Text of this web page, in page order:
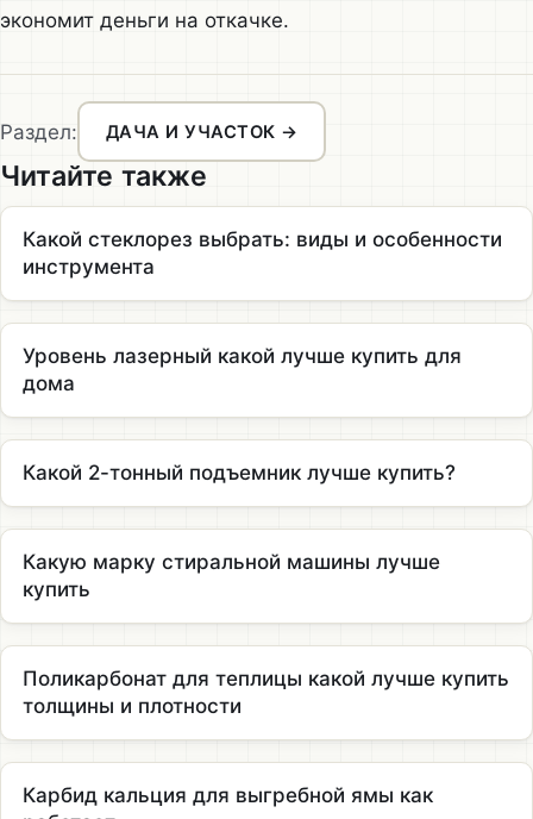
экономит деньги на откачке.
Раздел: ДАЧА И УЧАСТОК →
Читайте также
Какой стеклорез выбрать: виды и особенности
инструмента
Уровень лазерный какой лучше купить для
дома
Какой 2-тонный подъемник лучше купить?
Какую марку стиральной машины лучше
купить
Поликарбонат для теплицы какой лучше купить
толщины и плотности
Карбид кальция для выгребной ямы как